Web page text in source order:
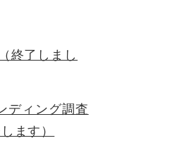
終了しまし
ディング調査
ます）